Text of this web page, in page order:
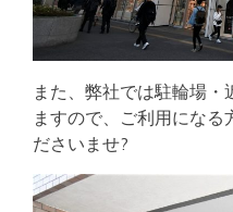
また、弊社では駐輪場・
ますので、ご利用になる
ださいませ?